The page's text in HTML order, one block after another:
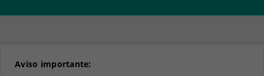
Aviso importante: